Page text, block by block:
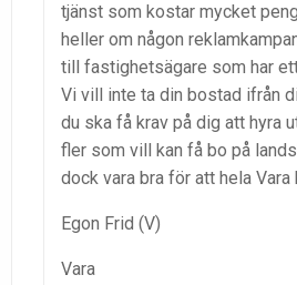
tjänst som kostar mycket
heller om någon
till fastighetsägare som har
Vi vill inte ta din bostad ifrån
du ska få krav på dig att hyra
fler som vill kan få bo på
dock vara bra för att hela Vara
Egon Frid (V)
Vara